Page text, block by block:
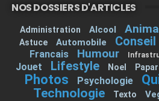
NOS DOSSIERS D'ARTICLES
Administration Alcool
Astuce Automobile Conseil
Francais Humour
Jouet Lifestyle Noel
Photos Psychologie
Technologie Texto